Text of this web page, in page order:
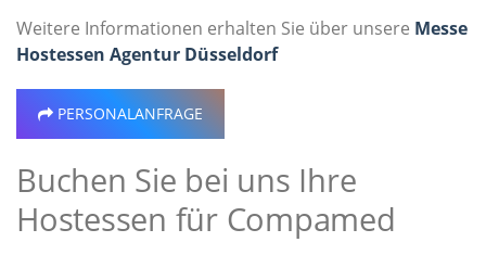
Weitere Informationen erhalten Sie über unsere Messe
Hostessen Agentur Düsseldorf
PERSONALANFRAGE
Buchen Sie bei uns Ihre
Hostessen für Compamed